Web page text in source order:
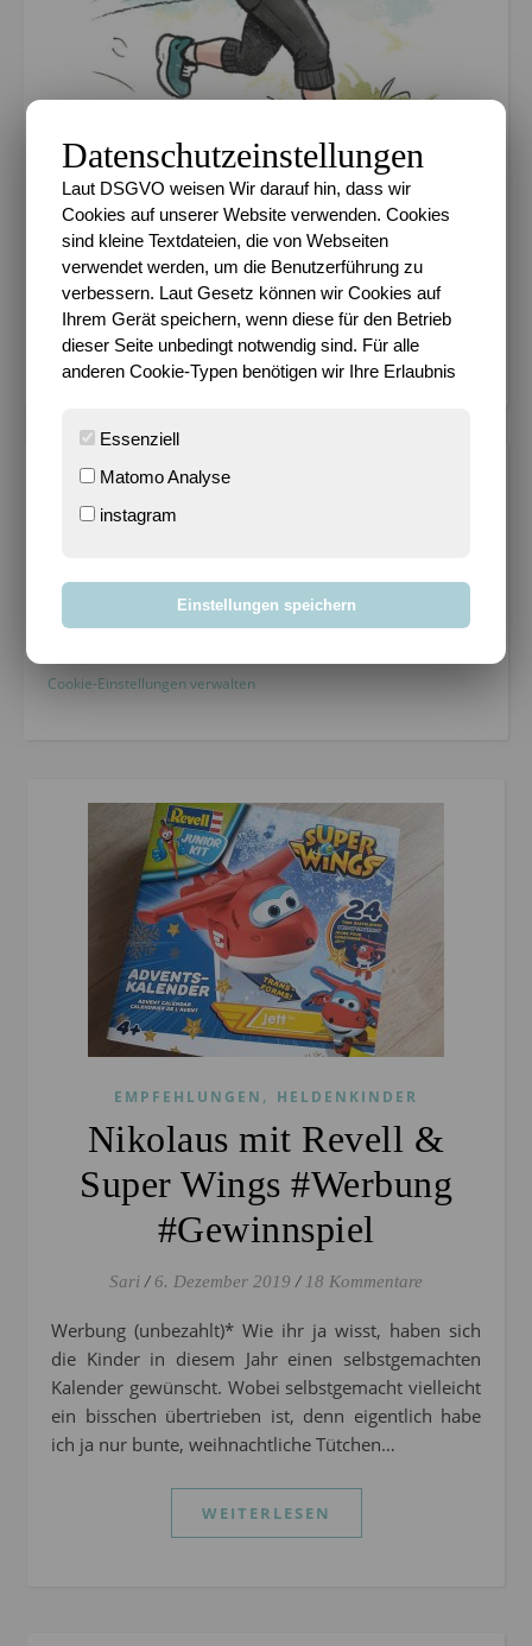
Km 2026 36.56%
Ziel 600 km in 2026
METADATEN
Datenschutz
Bloggen mit Leidenschaft seit 14.03.2004
Cookie-Einstellungen verwalten
EMPFEHLUNGEN , HELDENKINDER
Nikolaus mit Revell &
Super Wings #Werbung
#Gewinnspiel
Sari / 6. Dezember 2019 / 18 Kommentare
Werbung (unbezahlt)* Wie ihr ja wisst, haben sich
die Kinder in diesem Jahr einen selbstgemachten
Kalender gewünscht. Wobei selbstgemacht vielleicht
ein bisschen übertrieben ist, denn eigentlich habe
ich ja nur bunte, weihnachtliche Tütchen…
WEITERLESEN
Datenschutzeinstellungen
Laut DSGVO weisen Wir darauf hin, dass wir
Cookies auf unserer Website verwenden. Cookies
sind kleine Textdateien, die von Webseiten
verwendet werden, um die Benutzerführung zu
verbessern. Laut Gesetz können wir Cookies auf
Ihrem Gerät speichern, wenn diese für den Betrieb
dieser Seite unbedingt notwendig sind. Für alle
anderen Cookie-Typen benötigen wir Ihre Erlaubnis
Essenziell
Matomo Analyse
instagram
Einstellungen speichern